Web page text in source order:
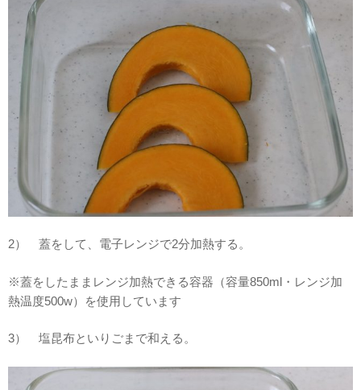
2） 蓋をして、電子レンジで2分加熱する。
※蓋をしたままレンジ加熱できる容器（容量850ml・レンジ加
熱温度500w）を使用しています
3） 塩昆布といりごまで和える。